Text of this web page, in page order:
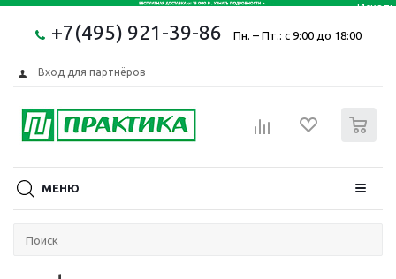
+7(495) 921-39-86 Пн. – Пт.: с 9:00 до 18:00
Вход для партнёров
МЕНЮ